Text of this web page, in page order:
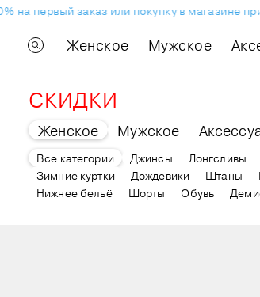
первый заказ или покупку в магазине при
Женское Мужское
СКИДКИ
Женское Мужское
Все категории Джинсы Лонгсливы
Зимние куртки
Дождевики Штаны
Нижнее бельё
Шорты Обувь